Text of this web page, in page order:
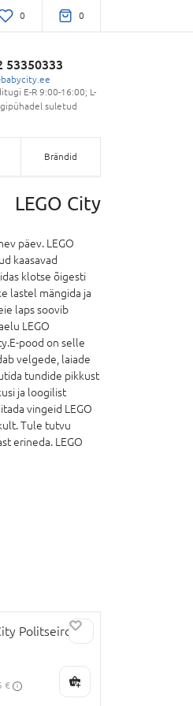
0 0
53350333
E-R 9:00-16:00; L-
suletud
Brändid
LEGO City
päev. LEGO
kaasavad
klotse õigesti
lastel mängida ja
laps soovib
LEGO
pood on selle
velgede, laiade
tundide pikkust
ja loogilist
vingeid LEGO
Tule tutvu
erineda. LEGO
Politseirongi
€